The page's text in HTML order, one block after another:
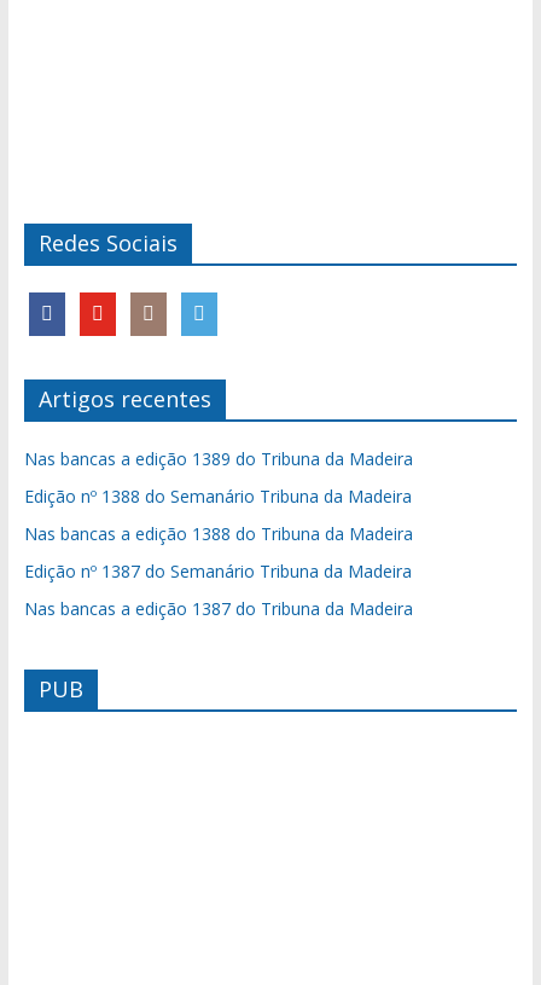
Redes Sociais
Artigos recentes
Nas bancas a edição 1389 do Tribuna da Madeira
Edição nº 1388 do Semanário Tribuna da Madeira
Nas bancas a edição 1388 do Tribuna da Madeira
Edição nº 1387 do Semanário Tribuna da Madeira
Nas bancas a edição 1387 do Tribuna da Madeira
PUB